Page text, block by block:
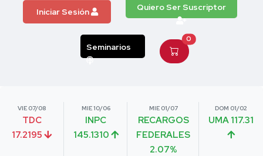
Iniciar Sesión Quiero Ser Suscriptor
Seminarios
0
VIE 07/08
TDC
17.2195
MIE 10/06
INPC
145.1310
MIE 01/07
RECARGOS
FEDERALES
2.07%
DOM 01/02
UMA 117.31